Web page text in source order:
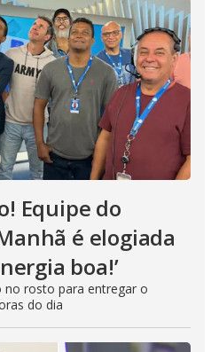
Equipe do
é elogiada
boa!’
rosto para entregar o
do dia